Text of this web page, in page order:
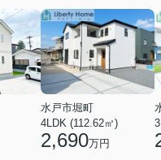
水戸市堀町
4LDK (112.62㎡)
2,690万円